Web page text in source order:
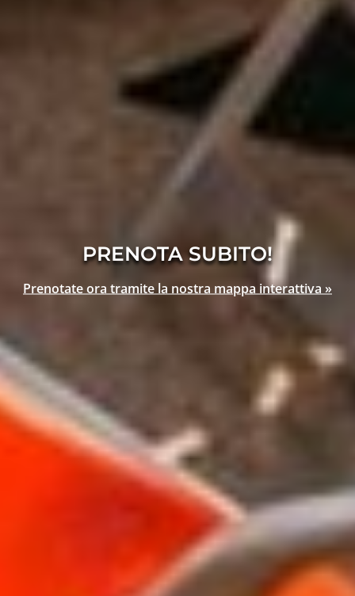
PRENOTA SUBITO!
Prenotate ora tramite la nostra mappa interattiva »